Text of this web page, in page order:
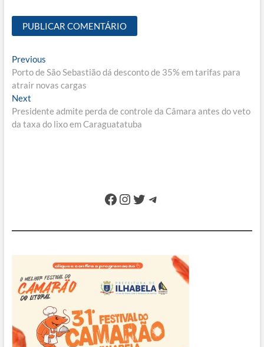
Navegação
de
Post
PreviousPrevious
post:
Porto de São Sebastião dá desconto de 35% em tarifas para
atrair novas cargas
NextNext
post:
Presidente admite perda de controle da Câmara antes do veto
da taxa do lixo em Caraguatatuba
Facebook
Instagram
Twitter
Telegram